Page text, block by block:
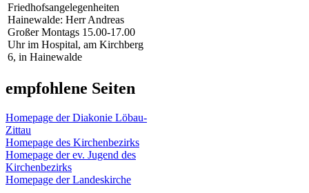
Friedhofsangelegenheiten
Hainewalde: Herr Andreas
Großer Montags 15.00-17.00
Uhr im Hospital, am Kirchberg
6, in Hainewalde
empfohlene Seiten
Homepage der Diakonie Löbau-
Zittau
Homepage des Kirchenbezirks
Homepage der ev. Jugend des
Kirchenbezirks
Homepage der Landeskirche